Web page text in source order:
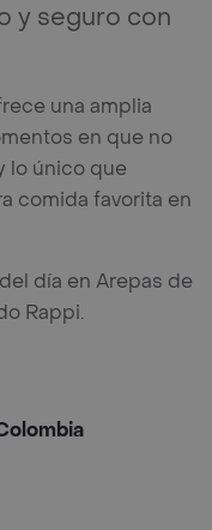
y seguro con
una amplia
en que no
lo único que
comida favorita en
día en Arepas de
Rappi.